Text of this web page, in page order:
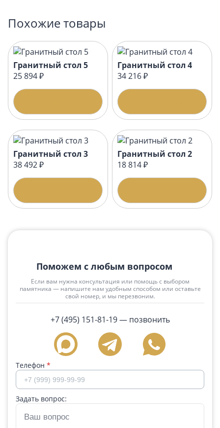
Похожие товары
Гранитный стол 5
25 894 ₽
Гранитный стол 4
34 216 ₽
Гранитный стол 3
38 492 ₽
Гранитный стол 2
18 814 ₽
Поможем с любым вопросом
Если вам нужна консультация или помощь с выбором
памятника — напишите нам удобным способом или оставьте
свой номер, и мы перезвоним.
+7 (495) 151-81-19— позвонить
Телефон *
Задать вопрос: